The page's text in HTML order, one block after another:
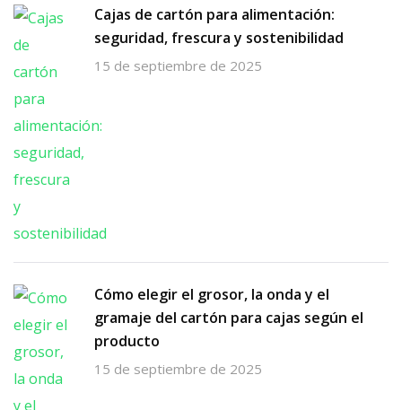
Cajas de cartón para alimentación:
seguridad, frescura y sostenibilidad
15 de septiembre de 2025
Cómo elegir el grosor, la onda y el
gramaje del cartón para cajas según el
producto
15 de septiembre de 2025